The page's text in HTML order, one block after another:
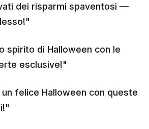
​​dei risparmi spaventosi —
spirito di Halloween con le
esclusive!"
felice Halloween con queste